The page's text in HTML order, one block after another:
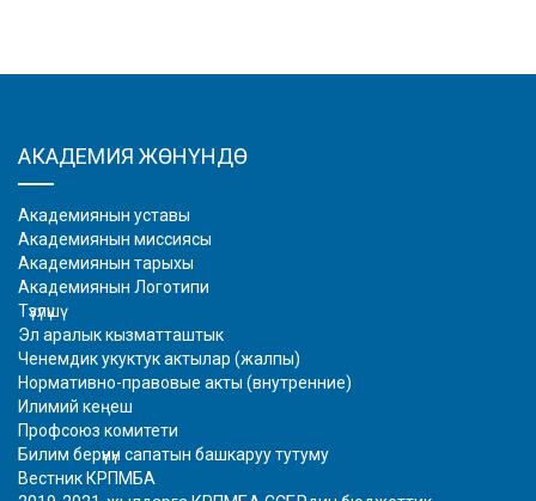
АКАДЕМИЯ ЖӨНҮНДӨ
Академиянын уставы
Академиянын миссиясы
Академиянын тарыхы
Академиянын Логотипи
Түзүлүшү
Эл аралык кызматташтык
Ченемдик укуктук актылар (жалпы)
Нормативно-правовые акты (внутренние)
Илимий кеңеш
Профсоюз комитети
Билим берүүнүн сапатын башкаруу тутуму
Вестник КРПМБА